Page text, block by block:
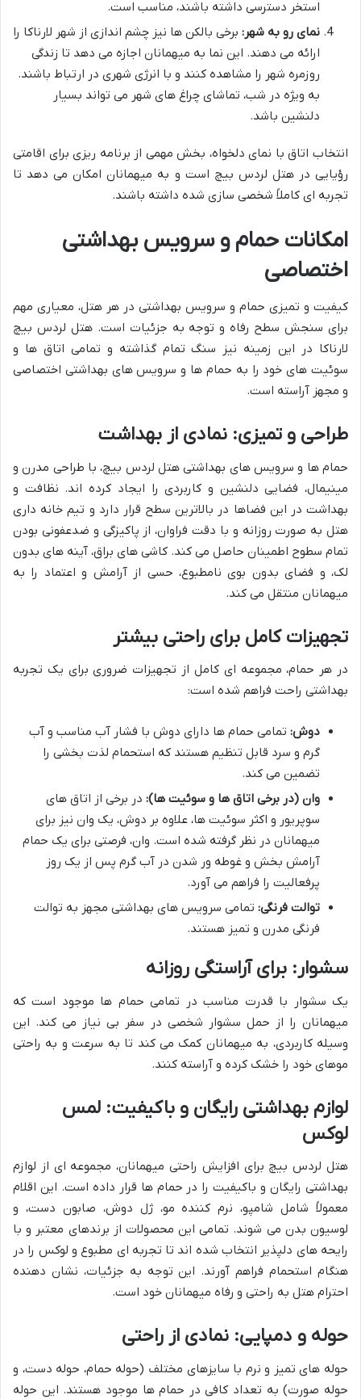
استخر دسترسی داشته باشند، مناسب است.
نمای رو به شهر: برخی بالکن ها نیز چشم اندازی از شهر لارناکا را
ارائه می دهند. این نما به میهمانان اجازه می دهد تا زندگی
روزمره شهر را مشاهده کنند و با انرژی شهری در ارتباط باشند.
به ویژه در شب، تماشای چراغ های شهر می تواند بسیار
دلنشین باشد.
انتخاب اتاق با نمای دلخواه، بخش مهمی از برنامه ریزی برای اقامتی
رؤیایی در هتل لردس بیچ است و به میهمانان امکان می دهد تا
تجربه ای کاملاً شخصی سازی شده داشته باشند.
امکانات حمام و سرویس بهداشتی
اختصاصی
کیفیت و تمیزی حمام و سرویس بهداشتی در هر هتل، معیاری مهم
برای سنجش سطح رفاه و توجه به جزئیات است. هتل لردس بیچ
لارناکا در این زمینه نیز سنگ تمام گذاشته و تمامی اتاق ها و
سوئیت های خود را به حمام ها و سرویس های بهداشتی اختصاصی
و مجهز آراسته است.
طراحی و تمیزی: نمادی از بهداشت
حمام ها و سرویس های بهداشتی هتل لردس بیچ، با طراحی مدرن و
مینیمال، فضایی دلنشین و کاربردی را ایجاد کرده اند. نظافت و
بهداشت در این فضاها در بالاترین سطح قرار دارد و تیم خانه داری
هتل به صورت روزانه و با دقت فراوان، از پاکیزگی و ضدعفونی بودن
تمام سطوح اطمینان حاصل می کند. کاشی های براق، آینه های بدون
لک، و فضای بدون بوی نامطبوع، حسی از آرامش و اعتماد را به
میهمانان منتقل می کند.
تجهیزات کامل برای راحتی بیشتر
در هر حمام، مجموعه ای کامل از تجهیزات ضروری برای یک تجربه
بهداشتی راحت فراهم شده است:
دوش: تمامی حمام ها دارای دوش با فشار آب مناسب و آب
گرم و سرد قابل تنظیم هستند که استحمام لذت بخشی را
تضمین می کند.
وان (در برخی اتاق ها و سوئیت ها): در برخی از اتاق های
سوپریور و اکثر سوئیت ها، علاوه بر دوش، یک وان نیز برای
میهمانان در نظر گرفته شده است. وان، فرصتی برای یک حمام
آرامش بخش و غوطه ور شدن در آب گرم پس از یک روز
پرفعالیت را فراهم می آورد.
توالت فرنگی: تمامی سرویس های بهداشتی مجهز به توالت
فرنگی مدرن و تمیز هستند.
سشوار: برای آراستگی روزانه
یک سشوار با قدرت مناسب در تمامی حمام ها موجود است که
میهمانان را از حمل سشوار شخصی در سفر بی نیاز می کند. این
وسیله کاربردی، به میهمانان کمک می کند تا به سرعت و به راحتی
موهای خود را خشک کرده و آراسته کنند.
لوازم بهداشتی رایگان و باکیفیت: لمس
لوکس
هتل لردس بیچ برای افزایش راحتی میهمانان، مجموعه ای از لوازم
بهداشتی رایگان و باکیفیت را در حمام ها قرار داده است. این اقلام
معمولاً شامل شامپو، نرم کننده مو، ژل دوش، صابون دست، و
لوسیون بدن می شوند. تمامی این محصولات از برندهای معتبر و با
رایحه های دلپذیر انتخاب شده اند تا تجربه ای مطبوع و لوکس را در
هنگام استحمام فراهم آورند. این توجه به جزئیات، نشان دهنده
احترام هتل به راحتی و رفاه میهمانان خود است.
حوله و دمپایی: نمادی از راحتی
حوله های تمیز و نرم با سایزهای مختلف (حوله حمام، حوله دست، و
حوله صورت) به تعداد کافی در حمام ها موجود هستند. این حوله